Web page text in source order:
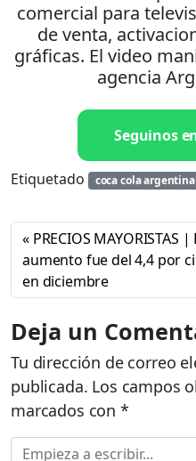
comercial para
de venta,
gráficas. El video
agencia
Seguinos
Etiquetado coca cola argentina
PRECIOS MAYORISTAS |
aumento fue del 4,4 por
en diciembre
Deja un
Tu dirección de correo
publicada. Los campos
marcados con *